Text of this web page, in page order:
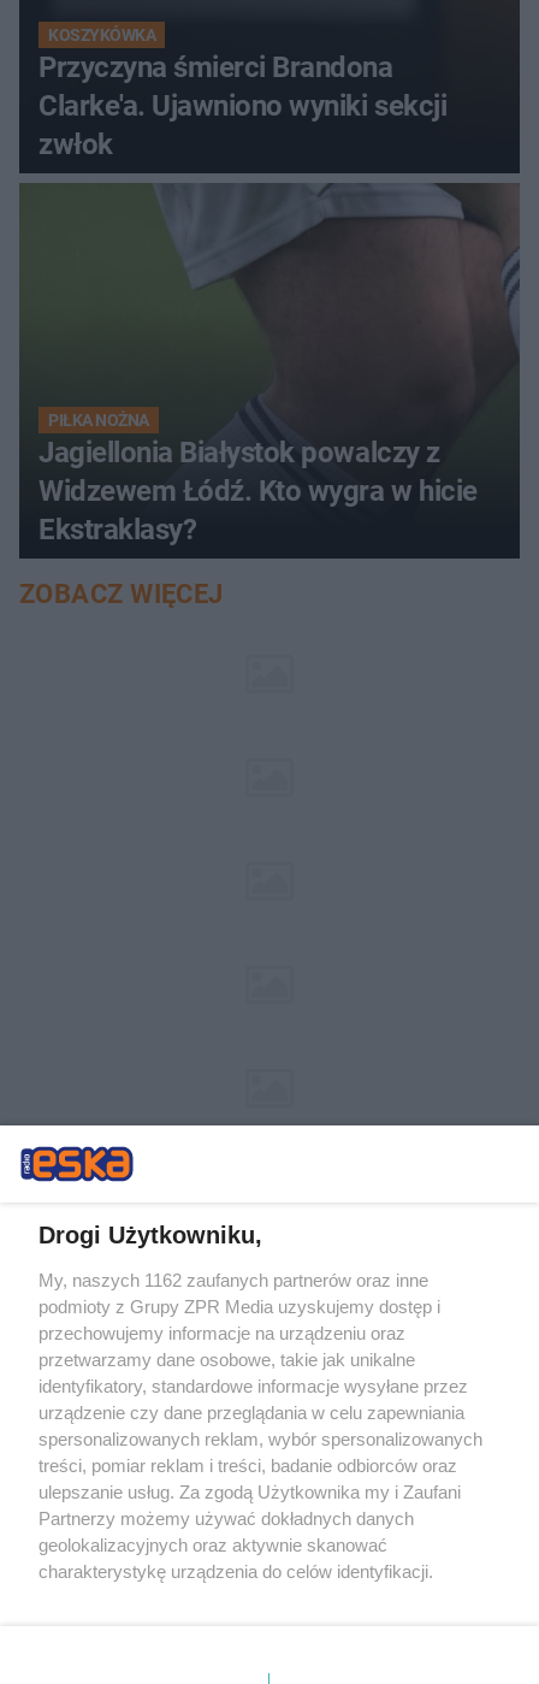
KOSZYKÓWKA
Przyczyna śmierci Brandona
Clarke'a. Ujawniono wyniki sekcji
zwłok
PIŁKA NOŻNA
Jagiellonia Białystok powalczy z
Widzewem Łódź. Kto wygra w hicie
Ekstraklasy?
ZOBACZ WIĘCEJ
Żaden utwór zamieszczony w serwisie nie może być powielany i
rozpowszechniany lub dalej rozpowszechniany w jakikolwiek sposób (w
tym także elektroniczny lub mechaniczny) na jakimkolwiek polu
eksploatacji w jakiejkolwiek formie, włącznie z umieszczaniem w
Internecie bez pisemnej zgody właściciela praw. Jakiekolwiek użycie lub
wykorzystanie utworów w całości lub w części z naruszeniem prawa,
tzn. bez właściwej zgody, jest zabronione pod groźbą kary i może być
ścigane prawnie.
Drogi Użytkowniku,
My, naszych 1162 zaufanych partnerów oraz inne
podmioty z Grupy ZPR Media uzyskujemy dostęp i
przechowujemy informacje na urządzeniu oraz
przetwarzamy dane osobowe, takie jak unikalne
identyfikatory, standardowe informacje wysyłane przez
urządzenie czy dane przeglądania w celu zapewniania
spersonalizowanych reklam, wybór spersonalizowanych
treści, pomiar reklam i treści, badanie odbiorców oraz
ulepszanie usług. Za zgodą Użytkownika my i Zaufani
Partnerzy możemy używać dokładnych danych
geolokalizacyjnych oraz aktywnie skanować
charakterystykę urządzenia do celów identyfikacji.
zmienić/wycofać klikając przycisk ustawień prywatności